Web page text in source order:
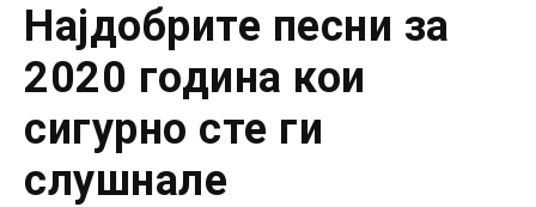
Најдобрите песни за
2020 година кои
сигурно сте ги
слушнале